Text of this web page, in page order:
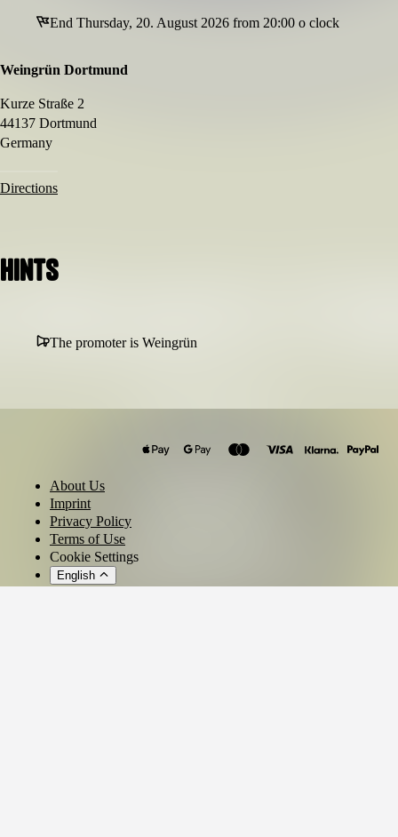
End Thursday, 20. August 2026 from 20:00 o clock
Weingrün Dortmund
Kurze Straße 2
44137 Dortmund
Germany
Directions
Hints
The promoter is Weingrün
About Us
Imprint
Privacy Policy
Terms of Use
Cookie Settings
English